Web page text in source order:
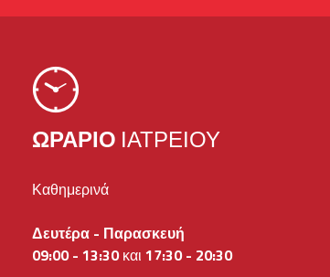
ΩΡΆΡΙΟ ΙΑΤΡΕΊΟΥ
Καθημερινά
Δευτέρα - Παρασκευή
09:00 - 13:30και 17:30 - 20:30